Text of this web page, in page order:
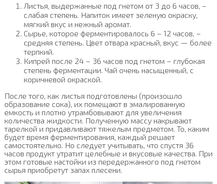
Листья, выдержанные под гнетом от 3 до 6 часов, –
слабая степень. Напиток имеет зеленую окраску,
мягкий вкус и нежный аромат.
Сырье, которое ферментировалось 6 – 12 часов, –
средняя степень. Цвет отвара красный, вкус — более
терпкий.
Кипрей после 24 – 36 часов под гнетом – глубокая
степень ферментации. Чай очень насыщенный, с
коричневой окраской.
После того, как листья подготовлены (произошло
образование сока), их помещают в эмалированную
емкость и плотно утрамбовывают для увеличения
количества жидкости. Полученную массу накрывают
тарелкой и придавливают тяжелым предметом. То, каким
будет время ферментирования, каждый решает
самостоятельно. Но следует учитывать, что спустя 36
часов продукт утратит целебные и вкусовые качества. При
этом готовые настойки из передержанного под гнетом
сырья приобретут запах плесени.